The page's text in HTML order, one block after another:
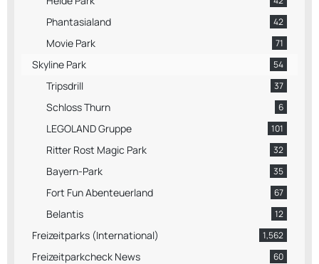
Phantasialand 42
Movie Park 71
Skyline Park 54
Tripsdrill 37
Schloss Thurn 6
LEGOLAND Gruppe 101
Ritter Rost Magic Park 32
Bayern-Park 35
Fort Fun Abenteuerland 67
Belantis 12
Freizeitparks (International) 1,562
Freizeitparkcheck News 60